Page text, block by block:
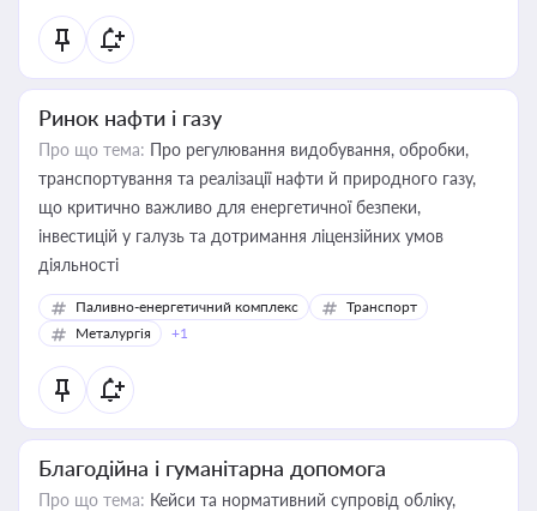
Ринок нафти і газу
Про що тема: Про регулювання видобування, обробки,
транспортування та реалізації нафти й природного газу,
що критично важливо для енергетичної безпеки,
інвестицій у галузь та дотримання ліцензійних умов
діяльності
Паливно-енергетичний комплекс
Транспорт
Металургія
+1
Благодійна і гуманітарна допомога
Про що тема: Кейси та нормативний супровід обліку,